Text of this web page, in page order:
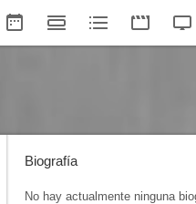
Biografía
No hay actualmente ninguna